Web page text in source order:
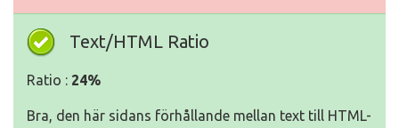
Text/HTML Ratio
Ratio : 24%
Bra, den här sidans förhållande mellan text till HTML-